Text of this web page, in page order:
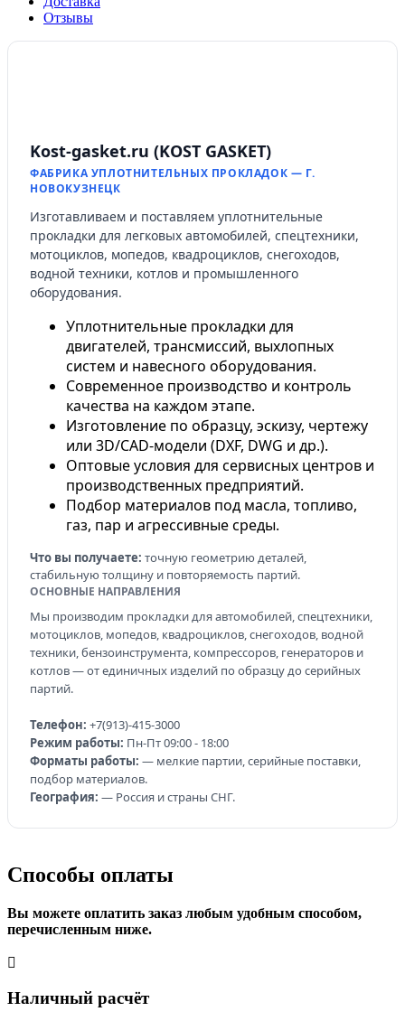
Отзывы
Kost-gasket.ru (KOST GASKET)
ФАБРИКА УПЛОТНИТЕЛЬНЫХ ПРОКЛАДОК — Г.
НОВОКУЗНЕЦК
Изготавливаем и поставляем уплотнительные
прокладки для легковых автомобилей, спецтехники,
мотоциклов, мопедов, квадроциклов, снегоходов,
водной техники, котлов и промышленного
оборудования.
Уплотнительные прокладки для
двигателей, трансмиссий, выхлопных
систем и навесного оборудования.
Современное производство и контроль
качества на каждом этапе.
Изготовление по образцу, эскизу, чертежу
или 3D/CAD-модели (DXF, DWG и др.).
Оптовые условия для сервисных центров и
производственных предприятий.
Подбор материалов под масла, топливо,
газ, пар и агрессивные среды.
Что вы получаете: точную геометрию деталей,
стабильную толщину и повторяемость партий.
ОСНОВНЫЕ НАПРАВЛЕНИЯ
Мы производим прокладки для автомобилей, спецтехники,
мотоциклов, мопедов, квадроциклов, снегоходов, водной
техники, бензоинструмента, компрессоров, генераторов и
котлов — от единичных изделий по образцу до серийных
партий.
Телефон: +7(913)-415-3000
Режим работы: Пн-Пт 09:00 - 18:00
Форматы работы: — мелкие партии, серийные поставки,
подбор материалов.
География: — Россия и страны СНГ.
Способы оплаты
Вы можете оплатить заказ любым удобным способом,
перечисленным ниже.
Наличный расчёт